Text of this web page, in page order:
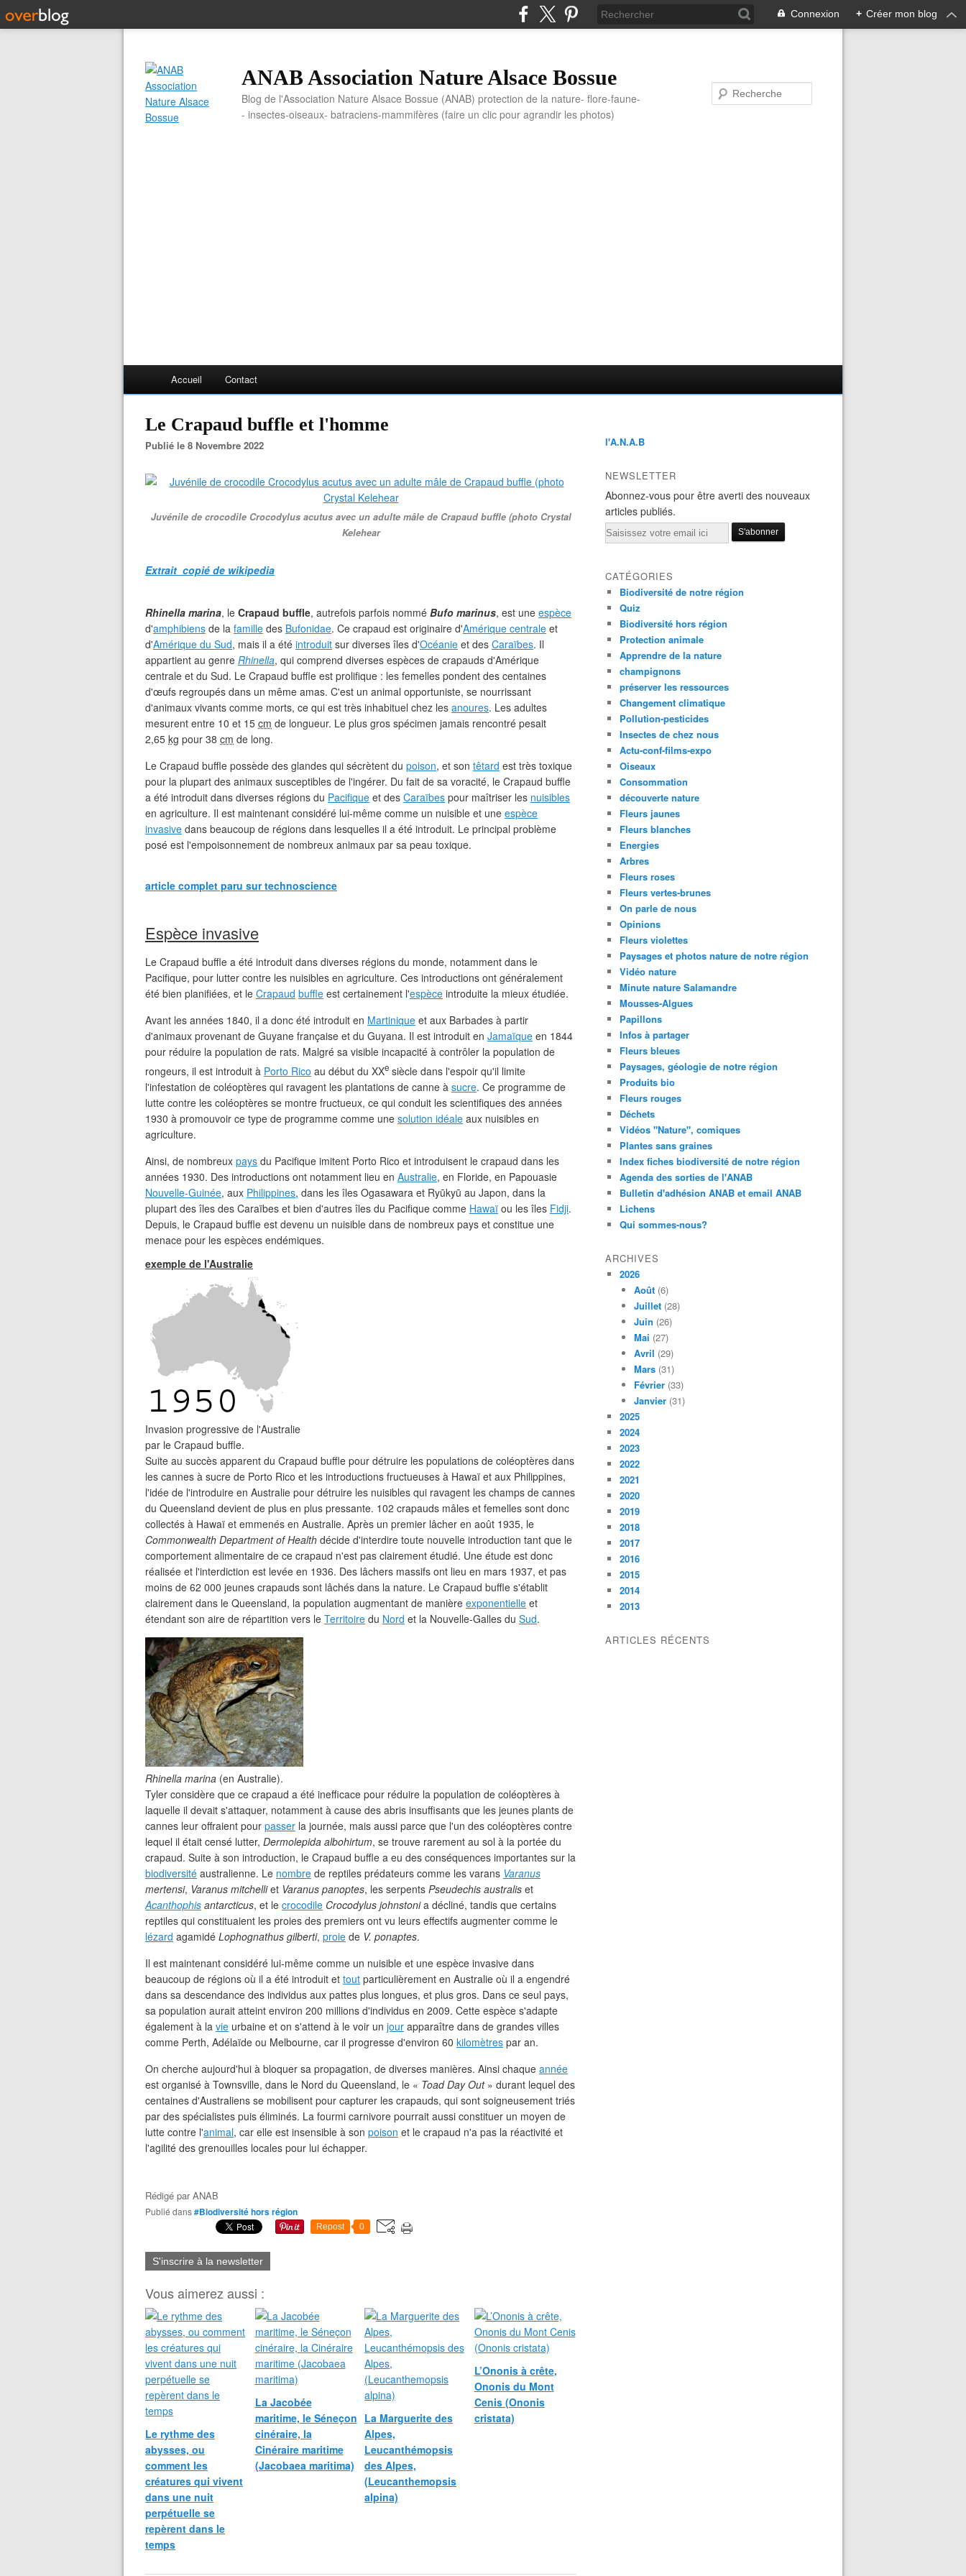
Connexion + Créer mon blog
ANAB Association Nature Alsace Bossue
Blog de l'Association Nature Alsace Bossue (ANAB) protection de la nature- flore-faune-
- insectes-oiseaux- batraciens-mammifères (faire un clic pour agrandir les photos)
Accueil Contact
Le Crapaud buffle et l'homme
Publié le 8 Novembre 2022
Juvénile de crocodile Crocodylus acutus avec un adulte mâle de Crapaud buffle (photo Crystal
Kelehear
Extrait copié de wikipedia
Rhinella marina, le Crapaud buffle, autrefois parfois nommé Bufo marinus, est une espèce
d'amphibiens de la famille des Bufonidae. Ce crapaud est originaire d'Amérique centrale et
d'Amérique du Sud, mais il a été introduit sur diverses îles d'Océanie et des Caraïbes. Il
appartient au genre Rhinella, qui comprend diverses espèces de crapauds d'Amérique
centrale et du Sud. Le Crapaud buffle est prolifique : les femelles pondent des centaines
d'œufs regroupés dans un même amas. C'est un animal opportuniste, se nourrissant
d'animaux vivants comme morts, ce qui est très inhabituel chez les anoures. Les adultes
mesurent entre 10 et 15 cm de longueur. Le plus gros spécimen jamais rencontré pesait
2,65 kg pour 38 cm de long.
Le Crapaud buffle possède des glandes qui sécrètent du poison, et son têtard est très toxique
pour la plupart des animaux susceptibles de l'ingérer. Du fait de sa voracité, le Crapaud buffle
a été introduit dans diverses régions du Pacifique et des Caraïbes pour maîtriser les nuisibles
en agriculture. Il est maintenant considéré lui-même comme un nuisible et une espèce
invasive dans beaucoup de régions dans lesquelles il a été introduit. Le principal problème
posé est l'empoisonnement de nombreux animaux par sa peau toxique.
article complet paru sur technoscience
Espèce invasive
Le Crapaud buffle a été introduit dans diverses régions du monde, notamment dans le
Pacifique, pour lutter contre les nuisibles en agriculture. Ces introductions ont généralement
été bien planifiées, et le Crapaud buffle est certainement l'espèce introduite la mieux étudiée.
Avant les années 1840, il a donc été introduit en Martinique et aux Barbades à partir
d'animaux provenant de Guyane française et du Guyana. Il est introduit en Jamaïque en 1844
pour réduire la population de rats. Malgré sa visible incapacité à contrôler la population de
rongeurs, il est introduit à Porto Rico au début du XXe siècle dans l'espoir qu'il limite
l'infestation de coléoptères qui ravagent les plantations de canne à sucre. Ce programme de
lutte contre les coléoptères se montre fructueux, ce qui conduit les scientifiques des années
1930 à promouvoir ce type de programme comme une solution idéale aux nuisibles en
agriculture.
Ainsi, de nombreux pays du Pacifique imitent Porto Rico et introduisent le crapaud dans les
années 1930. Des introductions ont notamment lieu en Australie, en Floride, en Papouasie
Nouvelle-Guinée, aux Philippines, dans les îles Ogasawara et Ryūkyū au Japon, dans la
plupart des îles des Caraïbes et bien d'autres îles du Pacifique comme Hawaï ou les îles Fidji.
Depuis, le Crapaud buffle est devenu un nuisible dans de nombreux pays et constitue une
menace pour les espèces endémiques.
exemple de l'Australie
Invasion progressive de l'Australie
par le Crapaud buffle.
Suite au succès apparent du Crapaud buffle pour détruire les populations de coléoptères dans
les cannes à sucre de Porto Rico et les introductions fructueuses à Hawaï et aux Philippines,
l'idée de l'introduire en Australie pour détruire les nuisibles qui ravagent les champs de cannes
du Queensland devient de plus en plus pressante. 102 crapauds mâles et femelles sont donc
collectés à Hawaï et emmenés en Australie. Après un premier lâcher en août 1935, le
Commonwealth Department of Health décide d'interdire toute nouvelle introduction tant que le
comportement alimentaire de ce crapaud n'est pas clairement étudié. Une étude est donc
réalisée et l'interdiction est levée en 1936. Des lâchers massifs ont lieu en mars 1937, et pas
moins de 62 000 jeunes crapauds sont lâchés dans la nature. Le Crapaud buffle s'établit
clairement dans le Queensland, la population augmentant de manière exponentielle et
étendant son aire de répartition vers le Territoire du Nord et la Nouvelle-Galles du Sud.
Rhinella marina (en Australie).
Tyler considère que ce crapaud a été inefficace pour réduire la population de coléoptères à
laquelle il devait s'attaquer, notamment à cause des abris insuffisants que les jeunes plants de
cannes leur offraient pour passer la journée, mais aussi parce que l'un des coléoptères contre
lequel il était censé lutter, Dermolepida albohirtum, se trouve rarement au sol à la portée du
crapaud. Suite à son introduction, le Crapaud buffle a eu des conséquences importantes sur la
biodiversité australienne. Le nombre de reptiles prédateurs comme les varans Varanus
mertensi, Varanus mitchelliet Varanus panoptes, les serpents Pseudechis australis et
Acanthophis antarcticus, et le crocodile Crocodylus johnstonia décliné, tandis que certains
reptiles qui constituaient les proies des premiers ont vu leurs effectifs augmenter comme le
lézard agamidé Lophognathus gilberti, proie de V. ponaptes.
Il est maintenant considéré lui-même comme un nuisible et une espèce invasive dans
beaucoup de régions où il a été introduit et tout particulièrement en Australie où il a engendré
dans sa descendance des individus aux pattes plus longues, et plus gros. Dans ce seul pays,
sa population aurait atteint environ 200 millions d'individus en 2009. Cette espèce s'adapte
également à la vie urbaine et on s'attend à le voir un jour apparaître dans de grandes villes
comme Perth, Adélaïde ou Melbourne, car il progresse d'environ 60 kilomètres par an.
On cherche aujourd'hui à bloquer sa propagation, de diverses manières. Ainsi chaque année
est organisé à Townsville, dans le Nord du Queensland, le « Toad Day Out» durant lequel des
centaines d'Australiens se mobilisent pour capturer les crapauds, qui sont soigneusement triés
par des spécialistes puis éliminés. La fourmi carnivore pourrait aussi constituer un moyen de
lutte contre l'animal, car elle est insensible à son poison et le crapaud n'a pas la réactivité et
l'agilité des grenouilles locales pour lui échapper.
Rédigé parANAB
Publié dans#Biodiversité hors région
Repost 0
S'inscrire à la newsletter
Vous aimerez aussi :
Le rythme des
abysses, ou
comment les
créatures qui vivent
dans une nuit
perpétuelle se
repèrent dans le
temps
La Jacobée
maritime, le Séneçon
cinéraire, la
Cinéraire maritime
(Jacobaea maritima)
La Marguerite des
Alpes,
Leucanthémopsis
des Alpes,
(Leucanthemopsis
alpina)
L’Ononis à crête,
Ononis du Mont
Cenis (Ononis
cristata)
l'A.N.A.B
NEWSLETTER
Abonnez-vous pour être averti des nouveaux
articles publiés.
Email
CATÉGORIES
Biodiversité de notre région
Quiz
Biodiversité hors région
Protection animale
Apprendre de la nature
champignons
préserver les ressources
Changement climatique
Pollution-pesticides
Insectes de chez nous
Actu-conf-films-expo
Oiseaux
Consommation
découverte nature
Fleurs jaunes
Fleurs blanches
Energies
Arbres
Fleurs roses
Fleurs vertes-brunes
On parle de nous
Opinions
Fleurs violettes
Paysages et photos nature de notre région
Vidéo nature
Minute nature Salamandre
Mousses-Algues
Papillons
Infos à partager
Fleurs bleues
Paysages, géologie de notre région
Produits bio
Fleurs rouges
Déchets
Vidéos "Nature", comiques
Plantes sans graines
Index fiches biodiversité de notre région
Agenda des sorties de l'ANAB
Bulletin d'adhésion ANAB et email ANAB
Lichens
Qui sommes-nous?
ARCHIVES
2026
Août (6)
Juillet (28)
Juin (26)
Mai (27)
Avril (29)
Mars (31)
Février (33)
Janvier (31)
2025
2024
2023
2022
2021
2020
2019
2018
2017
2016
2015
2014
2013
ARTICLES RÉCENTS